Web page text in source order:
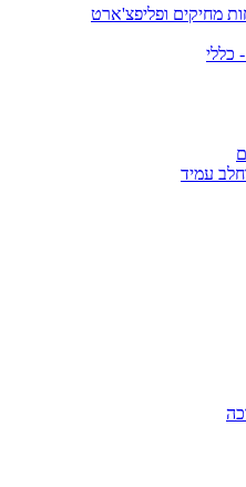
מחיקים ופליפצ'ארט
כללי
עמיד